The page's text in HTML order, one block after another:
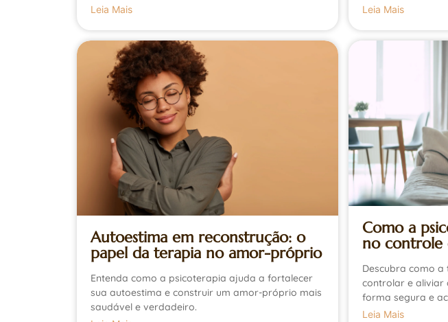
Leia Mais Leia Mais
Autoestima em reconstrução: o
papel da terapia no amor-próprio
Entenda como a psicoterapia ajuda a fortalecer
sua autoestima e construir um amor-próprio mais
saudável e verdadeiro.
Como a
no controle
Descubra como
controlar e aliviar
forma segura e
Leia Mais